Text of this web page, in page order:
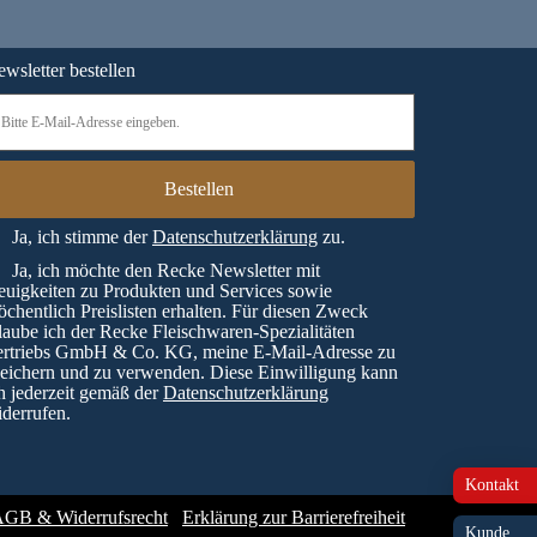
Kontakt
Kunde
bestellen
Ja, ich stimme derDatenschutzerklärung zu.
Ja, ich möchte den Recke Newsletter mit
zu Produkten und Services sowie
Preislisten erhalten. Für diesen Zweck
ich der Recke Fleischwaren-Spezialitäten
GmbH & Co. KG, meine E-Mail-Adresse zu
und zu verwenden. Diese Einwilligung kann
jederzeit gemäß derDatenschutzerklärung
& Widerrufsrecht Erklärung zur Barrierefreiheit